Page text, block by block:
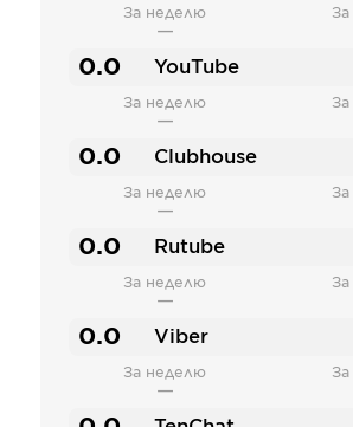
За неделю
—
За
0.0 YouTube
За неделю
—
За
0.0 Clubhouse
За неделю
—
За
0.0 Rutube
За неделю
—
За
0.0 Viber
За неделю
—
За